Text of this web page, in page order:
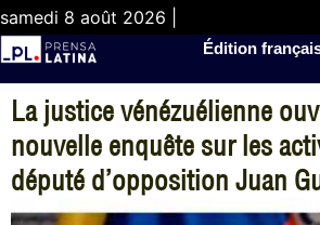
samedi 8 août 2026 |
Édition
La justice vénézuélienne
nouvelle enquête sur les
député d’opposition Juan